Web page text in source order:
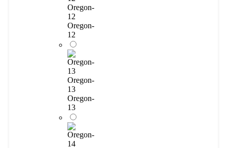
Oregon-
12
Oregon-
12
Oregon-
13
Oregon-
13